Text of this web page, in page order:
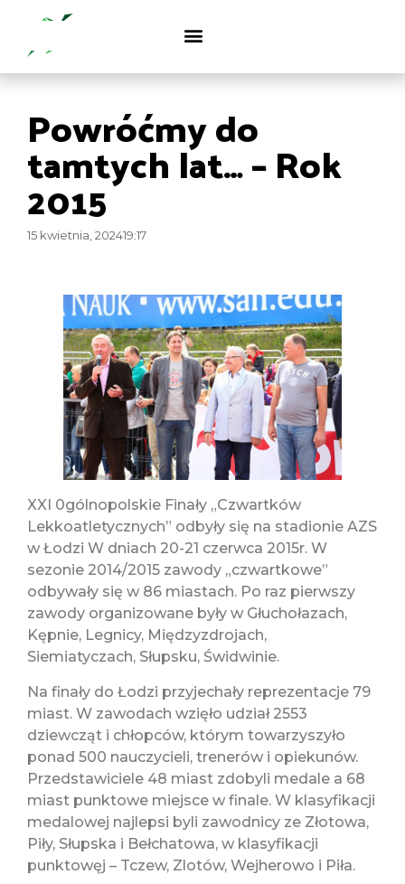
Powróćmy do
tamtych lat… – Rok
2015
15 kwietnia, 202419:17
XXI 0gólnopolskie Finały „Czwartków
Lekkoatletycznych” odbyły się na stadionie AZS
w Łodzi W dniach 20-21 czerwca 2015r. W
sezonie 2014/2015 zawody „czwartkowe”
odbywały się w 86 miastach. Po raz pierwszy
zawody organizowane były w Głuchołazach,
Kępnie, Legnicy, Międzyzdrojach,
Siemiatyczach, Słupsku, Świdwinie.
Na finały do Łodzi przyjechały reprezentacje 79
miast. W zawodach wzięło udział 2553
dziewcząt i chłopców, którym towarzyszyło
ponad 500 nauczycieli, trenerów i opiekunów.
Przedstawiciele 48 miast zdobyli medale a 68
miast punktowe miejsce w finale. W klasyfikacji
medalowej najlepsi byli zawodnicy ze Złotowa,
Piły, Słupska i Bełchatowa, w klasyfikacji
punktowęj – Tczew, Zlotów, Wejherowo i Piła.